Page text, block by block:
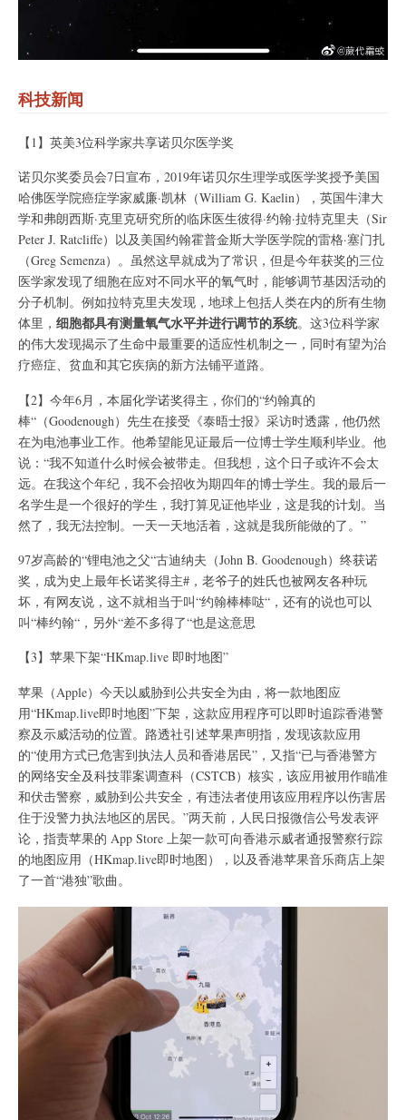
科技新闻
【1】英美3位科学家共享诺贝尔医学奖
诺贝尔奖委员会7日宣布，2019年诺贝尔生理学或医学奖授予美国
哈佛医学院癌症学家威廉·凯林（William G. Kaelin），英国牛津大
学和弗朗西斯·克里克研究所的临床医生彼得·约翰·拉特克里夫（Sir
Peter J. Ratcliffe）以及美国约翰霍普金斯大学医学院的雷格·塞门扎
（Greg Semenza）。虽然这早就成为了常识，但是今年获奖的三位
医学家发现了细胞在应对不同水平的氧气时，能够调节基因活动的
分子机制。例如拉特克里夫发现，地球上包括人类在内的所有生物
体里， 细胞都具有测量氧气水平并进行调节的系统。这3位科学家
的伟大发现揭示了生命中最重要的适应性机制之一，同时有望为治
疗癌症、贫血和其它疾病的新方法铺平道路。
【2】今年6月，本届化学诺奖得主，你们的“约翰真的
棒“（Goodenough）先生在接受《泰晤士报》采访时透露，他仍然
在为电池事业工作。他希望能见证最后一位博士学生顺利毕业。他
说：“我不知道什么时候会被带走。但我想，这个日子或许不会太
远。在我这个年纪，我不会招收为期四年的博士学生。我的最后一
名学生是一个很好的学生，我打算见证他毕业，这是我的计划。当
然了，我无法控制。一天一天地活着，这就是我所能做的了。”
97岁高龄的“锂电池之父“古迪纳夫（John B. Goodenough）终获诺
奖，成为史上最年长诺奖得主#，老爷子的姓氏也被网友各种玩
坏，有网友说，这不就相当于叫“约翰棒棒哒“，还有的说也可以
叫“棒约翰“，另外“差不多得了“也是这意思
【3】苹果下架“HKmap.live 即时地图”
苹果（Apple）今天以威胁到公共安全为由，将一款地图应
用“HKmap.live即时地图”下架，这款应用程序可以即时追踪香港警
察及示威活动的位置。路透社引述苹果声明指，发现该款应用
的“使用方式已危害到执法人员和香港居民”，又指“已与香港警方
的网络安全及科技罪案调查科（CSTCB）核实，该应用被用作瞄准
和伏击警察，威胁到公共安全，有违法者使用该应用程序以伤害居
住于没警力执法地区的居民。”两天前，人民日报微信公号发表评
论，指责苹果的 App Store 上架一款可向香港示威者通报警察行踪
的地图应用（HKmap.live即时地图），以及香港苹果音乐商店上架
了一首“港独”歌曲。